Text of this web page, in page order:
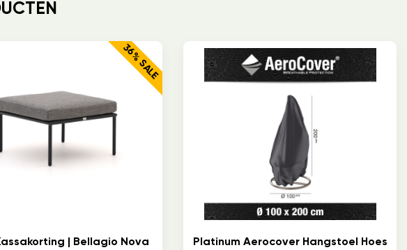
36% SALE
| Bellagio Nova
Platinum Aerocover Hangstoel Hoes